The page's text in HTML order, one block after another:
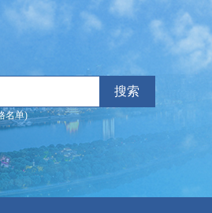
搜索
名单)